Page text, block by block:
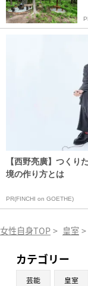
【西野亮廣】つくり
境の作り方とは
PR(FINCHI on GOETHE)
女性自身TOP > 皇室 >
カテゴリー
芸能 皇室